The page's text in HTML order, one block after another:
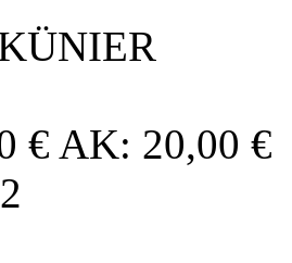
€ AK: 20,00 €